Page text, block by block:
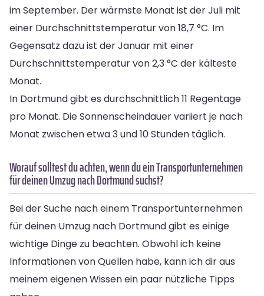
im September. Der wärmste Monat ist der Juli mit
einer Durchschnittstemperatur von 18,7 °C. Im
Gegensatz dazu ist der Januar mit einer
Durchschnittstemperatur von 2,3 °C der kälteste
Monat.
In Dortmund gibt es durchschnittlich 11 Regentage
pro Monat. Die Sonnenscheindauer variiert je nach
Monat zwischen etwa 3 und 10 Stunden täglich.
Worauf solltest du achten, wenn du ein Transportunternehmen
für deinen Umzug nach Dortmund suchst?
Bei der Suche nach einem Transportunternehmen
für deinen Umzug nach Dortmund gibt es einige
wichtige Dinge zu beachten. Obwohl ich keine
Informationen von Quellen habe, kann ich dir aus
meinem eigenen Wissen ein paar nützliche Tipps